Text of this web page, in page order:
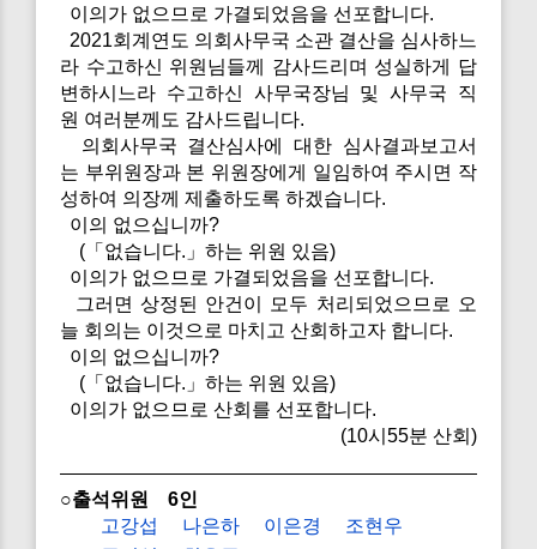
이의가 없으므로 가결되었음을 선포합니다.
2021회계연도 의회사무국 소관 결산을 심사하느
라 수고하신 위원님들께 감사드리며 성실하게 답
변하시느라 수고하신 사무국장님 및 사무국 직
원 여러분께도 감사드립니다.
의회사무국 결산심사에 대한 심사결과보고서
는 부위원장과 본 위원장에게 일임하여 주시면 작
성하여 의장께 제출하도록 하겠습니다.
이의 없으십니까?
(「없습니다.」하는 위원 있음)
이의가 없으므로 가결되었음을 선포합니다.
그러면 상정된 안건이 모두 처리되었으므로 오
늘 회의는 이것으로 마치고 산회하고자 합니다.
이의 없으십니까?
(「없습니다.」하는 위원 있음)
이의가 없으므로 산회를 선포합니다.
(10시55분 산회)
○출석위원 6인
고강섭
나은하 이은경
조현우